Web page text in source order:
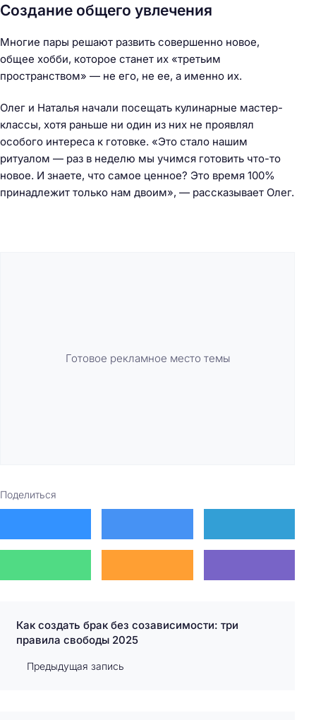
Создание общего увлечения
Многие пары решают развить совершенно новое,
общее хобби, которое станет их «третьим
пространством» — не его, не ее, а именно их.
Олег и Наталья начали посещать кулинарные мастер-
классы, хотя раньше ни один из них не проявлял
особого интереса к готовке. «Это стало нашим
ритуалом — раз в неделю мы учимся готовить что-то
новое. И знаете, что самое ценное? Это время 100%
принадлежит только нам двоим», — рассказывает Олег.
Готовое рекламное место темы
Поделиться
Как создать брак без созависимости: три
правила свободы 2025
Предыдущая запись